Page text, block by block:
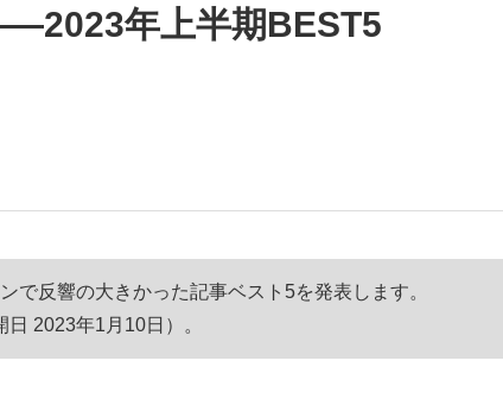
もっと見る
年上半期BEST5
で反響の大きかった記事ベスト5を発表します。
2023年1月10日）。